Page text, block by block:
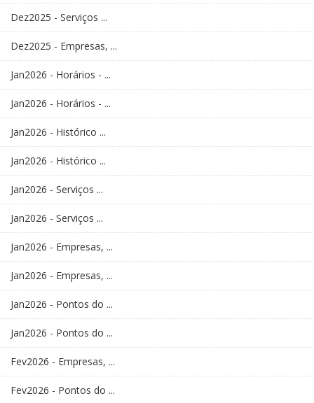
Dez2025 - Serviços ...
Dez2025 - Empresas, ...
Jan2026 - Horários - ...
Jan2026 - Horários - ...
Jan2026 - Histórico ...
Jan2026 - Histórico ...
Jan2026 - Serviços ...
Jan2026 - Serviços ...
Jan2026 - Empresas, ...
Jan2026 - Empresas, ...
Jan2026 - Pontos do ...
Jan2026 - Pontos do ...
Fev2026 - Empresas, ...
Fev2026 - Pontos do ...